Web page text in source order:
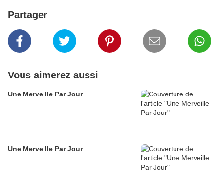
Partager
Vous aimerez aussi
Une Merveille Par Jour
Une Merveille Par Jour